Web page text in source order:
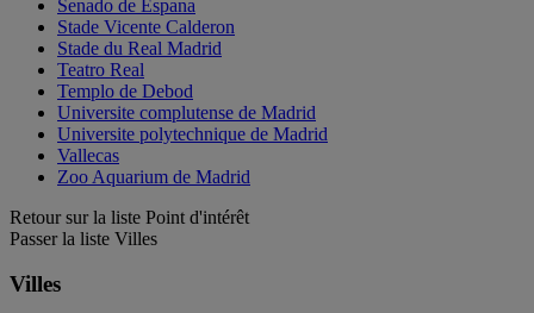
Senado de Espana
Stade Vicente Calderon
Stade du Real Madrid
Teatro Real
Templo de Debod
Universite complutense de Madrid
Universite polytechnique de Madrid
Vallecas
Zoo Aquarium de Madrid
Retour sur la liste Point d'intérêt
Passer la liste Villes
Villes